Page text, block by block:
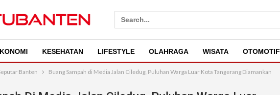
Search
for:
KESEHATAN LIFESTYLE OLAHRAGA WISATA OTOMOTIF
Banten Buang Sampah di Media Jalan Ciledug, Puluhan Warga Luar Kota Tangerang Diamankan